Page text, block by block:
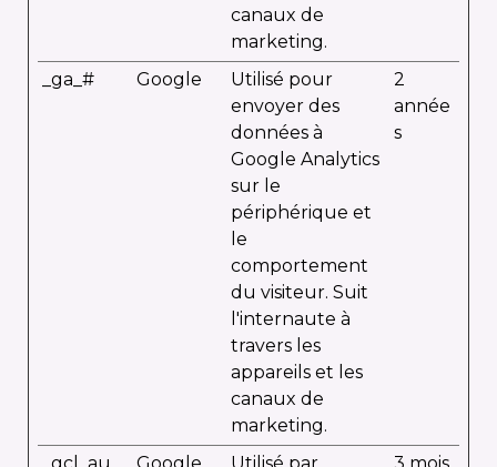
canaux de
marketing.
_ga_# Google
Utilisé pour
envoyer des
données à
Google Analytics
sur le
périphérique et
le
comportement
du visiteur. Suit
l'internaute à
travers les
appareils et les
canaux de
marketing.
2
année
s